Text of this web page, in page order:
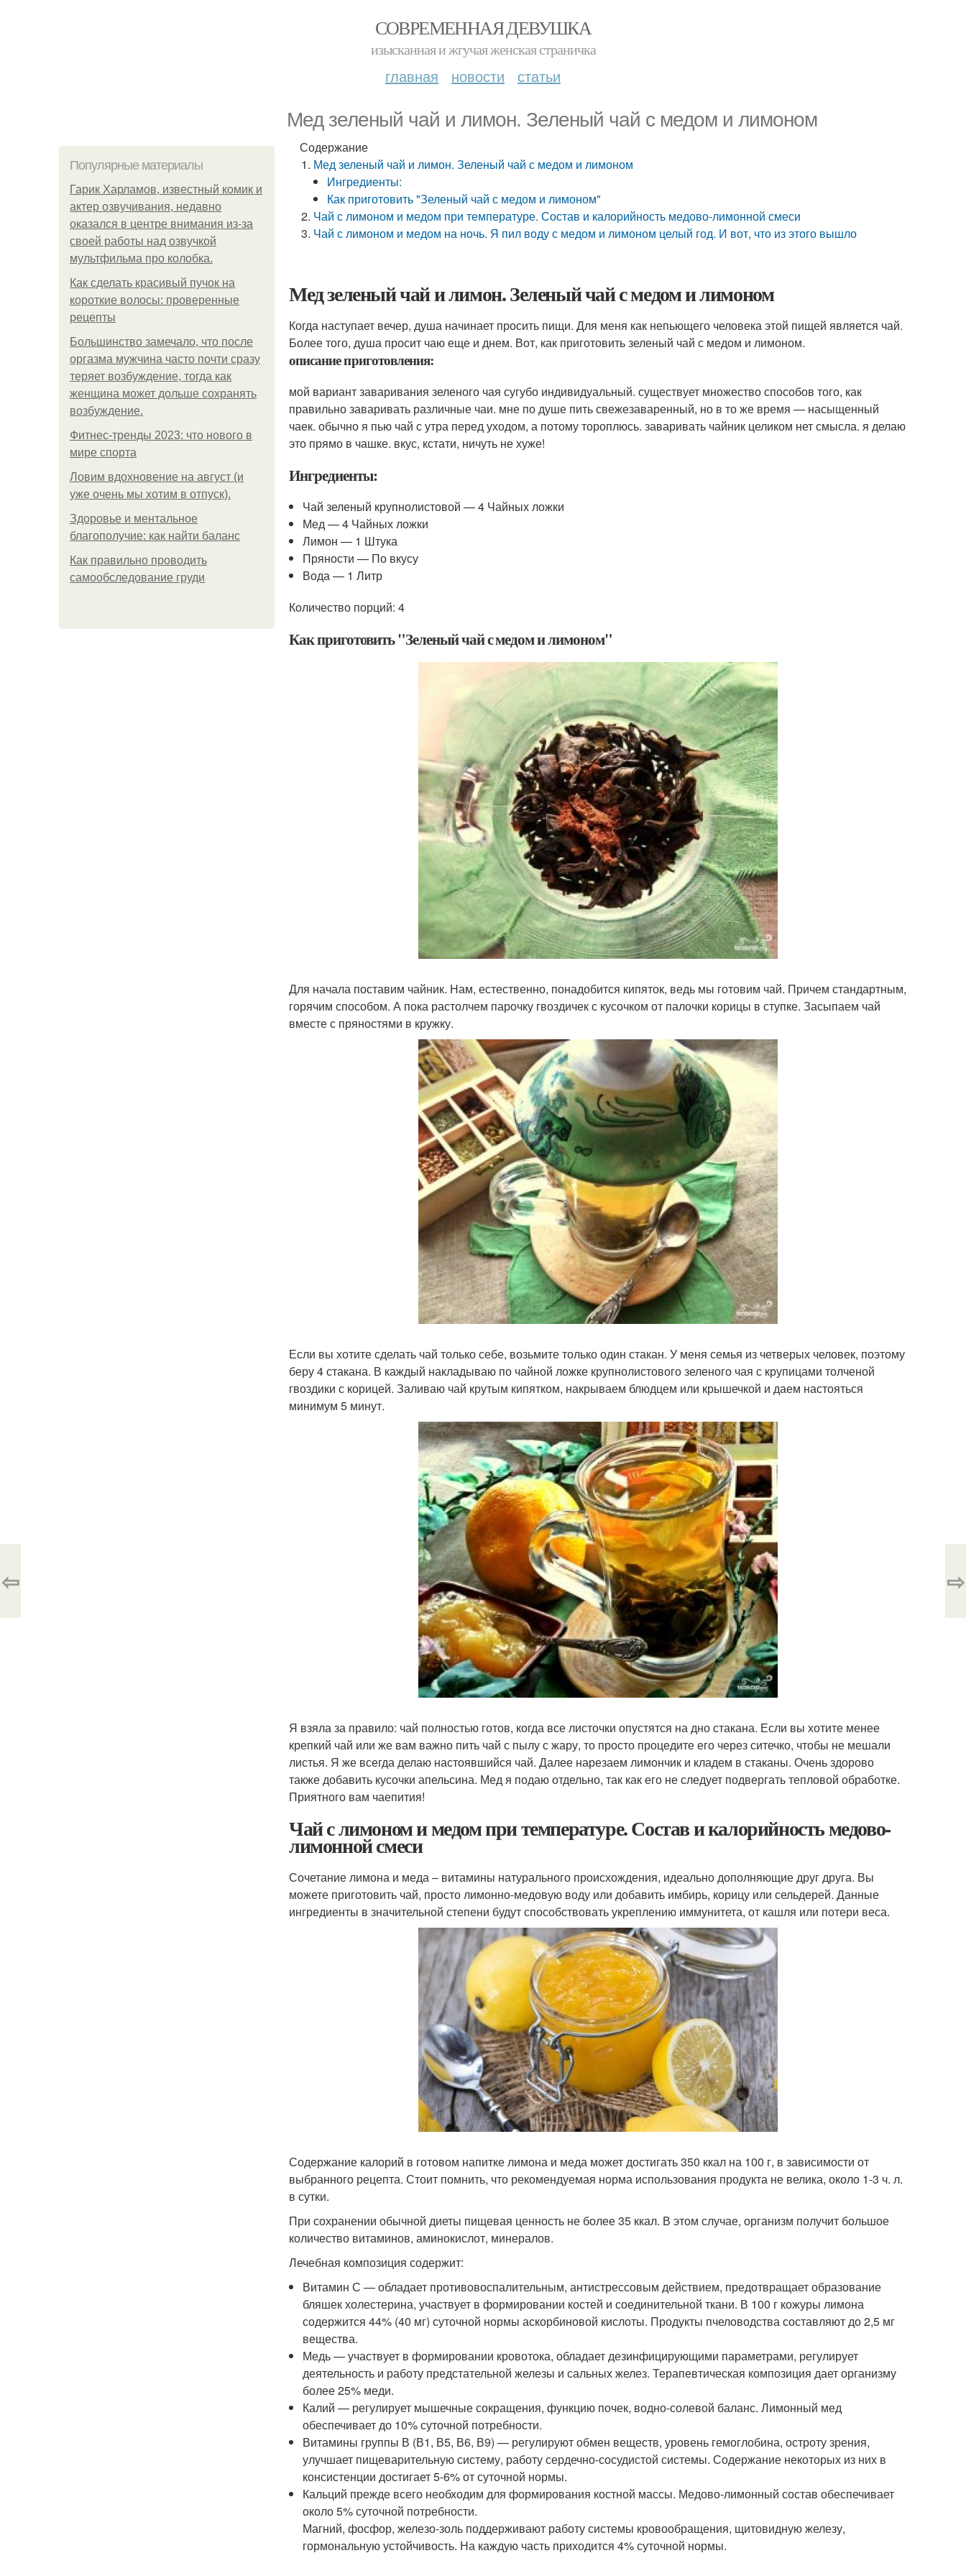
СОВРЕМЕННАЯ ДЕВУШКА
изысканная и жгучая женская страничка
главная новости статьи
Мед зеленый чай и лимон. Зеленый чай с медом и лимоном
Популярные материалы
Гарик Харламов, известный комик и
актер озвучивания, недавно
оказался в центре внимания из-за
своей работы над озвучкой
мультфильма про колобка.
Как сделать красивый пучок на
короткие волосы: проверенные
рецепты
Большинство замечало, что после
оргазма мужчина часто почти сразу
теряет возбуждение, тогда как
женщина может дольше сохранять
возбуждение.
Фитнес-тренды 2023: что нового в
мире спорта
Ловим вдохновение на август (и
уже очень мы хотим в отпуск).
Здоровье и ментальное
благополучие: как найти баланс
Как правильно проводить
самообследование груди
Содержание
Мед зеленый чай и лимон. Зеленый чай с медом и лимоном
Ингредиенты:
Как приготовить "Зеленый чай с медом и лимоном"
Чай с лимоном и медом при температуре. Состав и калорийность медово-лимонной смеси
Чай с лимоном и медом на ночь. Я пил воду с медом и лимоном целый год. И вот, что из этого вышло
Мед зеленый чай и лимон. Зеленый чай с медом и лимоном
Когда наступает вечер, душа начинает просить пищи. Для меня как непьющего человека этой пищей является чай.
Более того, душа просит чаю еще и днем. Вот, как приготовить зеленый чай с медом и лимоном.
описание приготовления:
мой вариант заваривания зеленого чая сугубо индивидуальный. существует множество способов того, как
правильно заваривать различные чаи. мне по душе пить свежезаваренный, но в то же время — насыщенный
чаек. обычно я пью чай с утра перед уходом, а потому тороплюсь. заваривать чайник целиком нет смысла. я делаю
это прямо в чашке. вкус, кстати, ничуть не хуже!
Ингредиенты:
Чай зеленый крупнолистовой — 4 Чайных ложки
Мед — 4 Чайных ложки
Лимон — 1 Штука
Пряности — По вкусу
Вода — 1 Литр
Количество порций: 4
Как приготовить "Зеленый чай с медом и лимоном"
Для начала поставим чайник. Нам, естественно, понадобится кипяток, ведь мы готовим чай. Причем стандартным,
горячим способом. А пока растолчем парочку гвоздичек с кусочком от палочки корицы в ступке. Засыпаем чай
вместе с пряностями в кружку.
Если вы хотите сделать чай только себе, возьмите только один стакан. У меня семья из четверых человек, поэтому
беру 4 стакана. В каждый накладываю по чайной ложке крупнолистового зеленого чая с крупицами толченой
гвоздики с корицей. Заливаю чай крутым кипятком, накрываем блюдцем или крышечкой и даем настояться
минимум 5 минут.
Я взяла за правило: чай полностью готов, когда все листочки опустятся на дно стакана. Если вы хотите менее
крепкий чай или же вам важно пить чай с пылу с жару, то просто процедите его через ситечко, чтобы не мешали
листья. Я же всегда делаю настоявшийся чай. Далее нарезаем лимончик и кладем в стаканы. Очень здорово
также добавить кусочки апельсина. Мед я подаю отдельно, так как его не следует подвергать тепловой обработке.
Приятного вам чаепития!
Чай с лимоном и медом при температуре. Состав и калорийность медово-
лимонной смеси
Сочетание лимона и меда – витамины натурального происхождения, идеально дополняющие друг друга. Вы
можете приготовить чай, просто лимонно-медовую воду или добавить имбирь, корицу или сельдерей. Данные
ингредиенты в значительной степени будут способствовать укреплению иммунитета, от кашля или потери веса.
Содержание калорий в готовом напитке лимона и меда может достигать 350 ккал на 100 г, в зависимости от
выбранного рецепта. Стоит помнить, что рекомендуемая норма использования продукта не велика, около 1-3 ч. л.
в сутки.
При сохранении обычной диеты пищевая ценность не более 35 ккал. В этом случае, организм получит большое
количество витаминов, аминокислот, минералов.
Лечебная композиция содержит:
Витамин С — обладает противовоспалительным, антистрессовым действием, предотвращает образование
бляшек холестерина, участвует в формировании костей и соединительной ткани. В 100 г кожуры лимона
содержится 44% (40 мг) суточной нормы аскорбиновой кислоты. Продукты пчеловодства составляют до 2,5 мг
вещества.
Медь — участвует в формировании кровотока, обладает дезинфицирующими параметрами, регулирует
деятельность и работу предстательной железы и сальных желез. Терапевтическая композиция дает организму
более 25% меди.
Калий — регулирует мышечные сокращения, функцию почек, водно-солевой баланс. Лимонный мед
обеспечивает до 10% суточной потребности.
Витамины группы В (В1, В5, В6, В9) — регулируют обмен веществ, уровень гемоглобина, остроту зрения,
улучшает пищеварительную систему, работу сердечно-сосудистой системы. Содержание некоторых из них в
консистенции достигает 5-6% от суточной нормы.
Кальций прежде всего необходим для формирования костной массы. Медово-лимонный состав обеспечивает
около 5% суточной потребности.
Магний, фосфор, железо-золь поддерживают работу системы кровообращения, щитовидную железу,
гормональную устойчивость. На каждую часть приходится 4% суточной нормы.
⇦ ⇨